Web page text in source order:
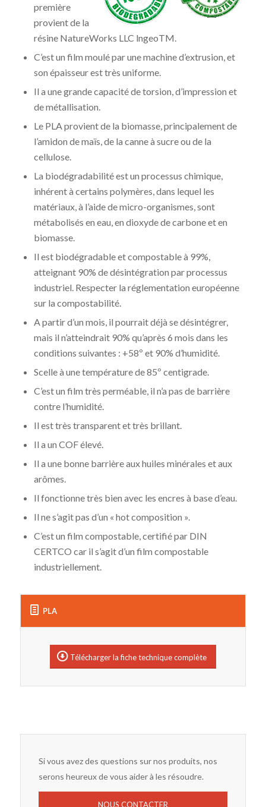
première
provient de la
résine NatureWorks LLC lngeoTM.
C’est un film moulé par une machine d’extrusion, et
son épaisseur est très uniforme.
Il a une grande capacité de torsion, d’impression et
de métallisation.
Le PLA provient de la biomasse, principalement de
l’amidon de maïs, de la canne à sucre ou de la
cellulose.
La biodégradabilité est un processus chimique,
inhérent à certains polymères, dans lequel les
matériaux, à l’aide de micro-organismes, sont
métabolisés en eau, en dioxyde de carbone et en
biomasse.
Il est biodégradable et compostable à 99%,
atteignant 90% de désintégration par processus
industriel. Respecter la réglementation européenne
sur la compostabilité.
A partir d’un mois, il pourrait déjà se désintégrer,
mais il n’atteindrait 90% qu’après 6 mois dans les
conditions suivantes : +58º et 90% d’humidité.
Scelle à une température de 85º centigrade.
C’est un film très perméable, il n’a pas de barrière
contre l’humidité.
Il est très transparent et très brillant.
Il a un COF élevé.
Il a une bonne barrière aux huiles minérales et aux
arômes.
Il fonctionne très bien avec les encres à base d’eau.
Il ne s’agit pas d’un « hot composition ».
C’est un film compostable, certifié par DIN
CERTCO car il s’agit d’un film compostable
industriellement.
PLA
Télécharger la fiche technique complète
Si vous avez des questions sur nos produits, nos
serons heureux de vous aider à les résoudre.
NOUS CONTACTER